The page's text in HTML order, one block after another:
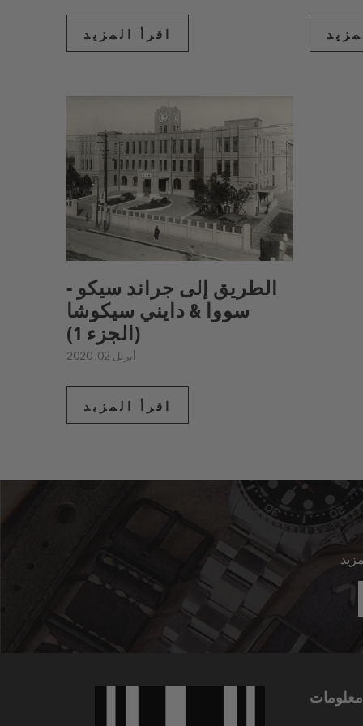
اقرأ المزيد
الطريق إلى جراند سيكو -
سووا & دايني سيكوشا
(الجزء 1)
أبريل 02, 2020
اقرأ المزيد
معلومات